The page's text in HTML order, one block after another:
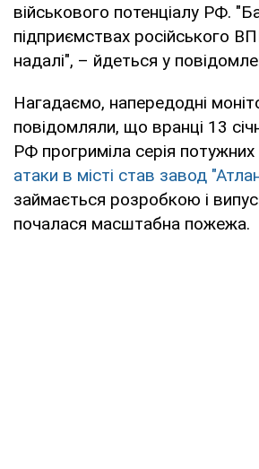
військового потенціалу РФ.
підприємствах російського
надалі", – йдеться у
Нагадаємо, напередодні
повідомляли, що вранці 13
РФ прогриміла серія потужних
атаки в місті став завод
займається розробкою і
почалася масштабна пожежа.